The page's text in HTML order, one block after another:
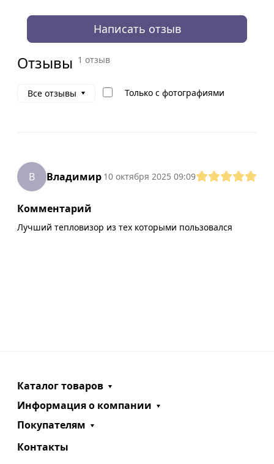
Написать отзыв
Отзывы 1 отзыв
Все отзывы Только с фотографиями
В Владимир 10 октября 2025 09:09
Комментарий
Лучший тепловизор из тех которыми пользовался
Каталог товаров
Информация о компании
Покупателям
Контакты